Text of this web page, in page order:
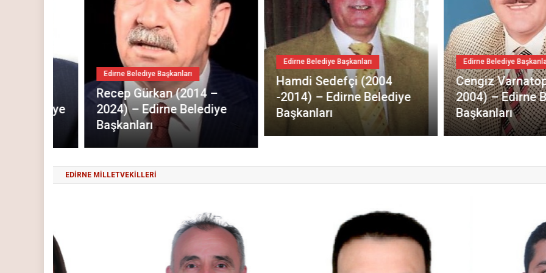
Edirne Belediye Başkanları
Recep Gürkan (2014 –
2024) – Edirne Belediye
Başkanları
Edirne Belediye Başkanları
Hamdi Sedefçi (2004
-2014) – Edirne Belediye
Başkanları
Edirne Belediye Başkanları
Cengiz Varnatopu
2004) – Edirne
Başkanları
EDİRNE MİLLETVEKİLLERİ